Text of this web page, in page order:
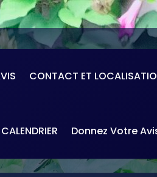
CONTACT ET
CALENDRIER Donnez Votre